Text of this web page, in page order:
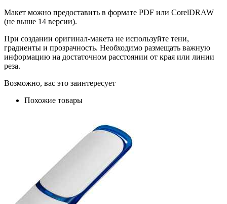
Макет можно предоставить в формате PDF или CorelDRAW
(не выше 14 версии).
При создании оригинал-макета не используйте тени,
градиенты и прозрачность. Необходимо размещать важную
информацию на достаточном расстоянии от края или линии
реза.
Возможно, вас это заинтересует
Похожие товары